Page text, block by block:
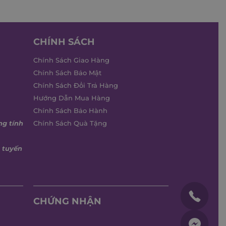
tính
tuyến
CHÍNH SÁCH
Chính Sách Giao Hàng
Chính Sách Bảo Mật
Chính Sách Đổi Trả Hàng
Hướng Dẫn Mua Hàng
Chính Sách Bảo Hành
Chính Sách Quà Tặng
CHỨNG NHẬN